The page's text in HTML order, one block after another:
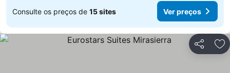
Consulte os preços de 15 sites Ver preços
Partilhar